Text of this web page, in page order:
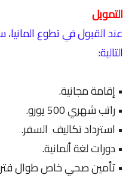
التمويل
عند القبول في تطوع
التالية:
• إقامة مجانية.
• راتب شهري 500 يورو.
• استرداد تكاليف السفر.
• دورات لغة ألمانية.
• تأمين صحي خاص طوال